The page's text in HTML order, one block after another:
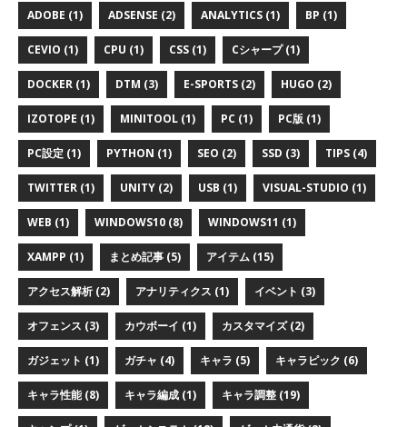
ADOBE (1) ADSENSE (2) ANALYTICS (1) BP (1)
CEVIO (1) CPU (1) CSS (1) Cシャープ (1)
DOCKER (1) DTM (3) E-SPORTS (2) HUGO (2)
IZOTOPE (1) MINITOOL (1) PC (1) PC版 (1)
PC設定 (1) PYTHON (1) SEO (2) SSD (3) TIPS (4)
TWITTER (1) UNITY (2) USB (1) VISUAL-STUDIO (1)
WEB (1) WINDOWS10 (8) WINDOWS11 (1)
XAMPP (1) まとめ記事 (5) アイテム (15)
アクセス解析 (2) アナリティクス (1) イベント (3)
オフェンス (3) カウボーイ (1) カスタマイズ (2)
ガジェット (1) ガチャ (4) キャラ (5) キャラピック (6)
キャラ性能 (8) キャラ編成 (1) キャラ調整 (19)